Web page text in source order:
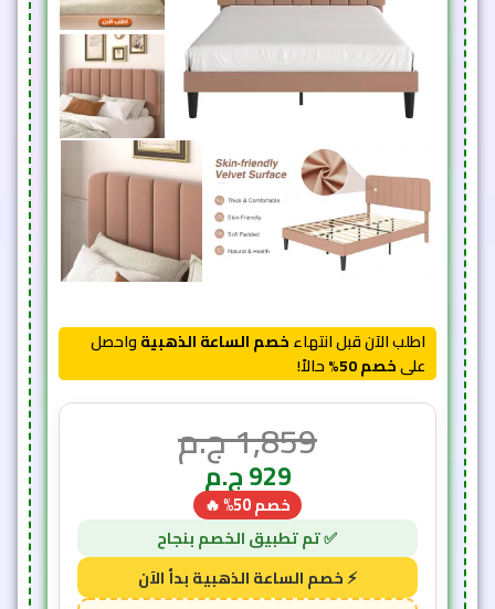
اطلب الآن قبل انتهاءخصم الساعة الذهبيةواحصل
علىخصم 50% حالاً!
1,859ج.م
929ج.م
خصم 50% 🔥